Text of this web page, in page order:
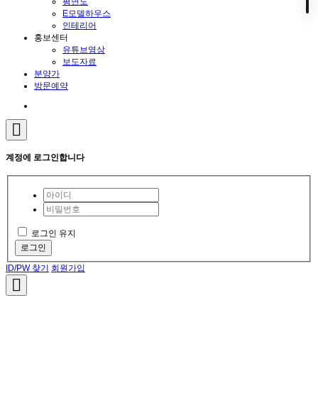
E모델하우스
인테리어
홍보센터
유튜브영상
보도자료
분양가
방문예약
계정에 로그인합니다
로그인 유지
로그인
ID/PW 찾기 회원가입